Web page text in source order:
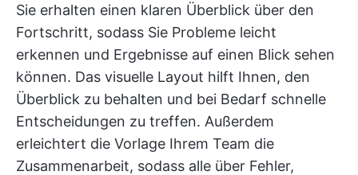
Sie erhalten einen klaren Überblick über den
Fortschritt, sodass Sie Probleme leicht
erkennen und Ergebnisse auf einen Blick sehen
können. Das visuelle Layout hilft Ihnen, den
Überblick zu behalten und bei Bedarf schnelle
Entscheidungen zu treffen. Außerdem
erleichtert die Vorlage Ihrem Team die
Zusammenarbeit, sodass alle über Fehler,